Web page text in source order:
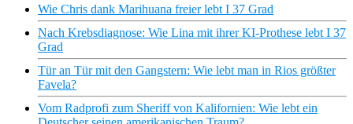
Wie Chris dank Marihuana freier lebt I 37 Grad
Nach Krebsdiagnose: Wie Lina mit ihrer KI-Prothese lebt I 37
Grad
Tür an Tür mit den Gangstern: Wie lebt man in Rios größter
Favela?
Vom Radprofi zum Sheriff von Kalifornien: Wie lebt ein